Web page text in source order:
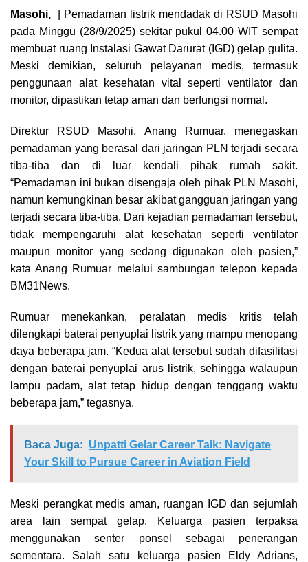
e
b
o
k
e
a
d
t
s
A
p
p
l
e
g
r
m
y
L
i
k
a
r
e
Masohi,
| Pemadaman listrik mendadak di RSUD Masohi
pada Minggu (28/9/2025) sekitar pukul 04.00 WIT sempat
membuat ruang Instalasi Gawat Darurat (IGD) gelap gulita.
Meski demikian, seluruh pelayanan medis, termasuk
penggunaan alat kesehatan vital seperti ventilator dan
monitor, dipastikan tetap aman dan berfungsi normal.
Direktur RSUD Masohi, Anang Rumuar, menegaskan
pemadaman yang berasal dari jaringan PLN terjadi secara
tiba-tiba dan di luar kendali pihak rumah sakit.
“Pemadaman ini bukan disengaja oleh pihak PLN Masohi,
namun kemungkinan besar akibat gangguan jaringan yang
terjadi secara tiba-tiba. Dari kejadian pemadaman tersebut,
tidak mempengaruhi alat kesehatan seperti ventilator
maupun monitor yang sedang digunakan oleh pasien,”
kata Anang Rumuar melalui sambungan telepon kepada
BM31News.
Rumuar menekankan, peralatan medis kritis telah
dilengkapi baterai penyuplai listrik yang mampu menopang
daya beberapa jam. “Kedua alat tersebut sudah difasilitasi
dengan baterai penyuplai arus listrik, sehingga walaupun
lampu padam, alat tetap hidup dengan tenggang waktu
beberapa jam,” tegasnya.
Baca Juga: Unpatti Gelar Career Talk: Navigate
Your Skill to Pursue Career in Aviation Field
Meski perangkat medis aman, ruangan IGD dan sejumlah
area lain sempat gelap. Keluarga pasien terpaksa
menggunakan senter ponsel sebagai penerangan
sementara. Salah satu keluarga pasien Eldy Adrians,